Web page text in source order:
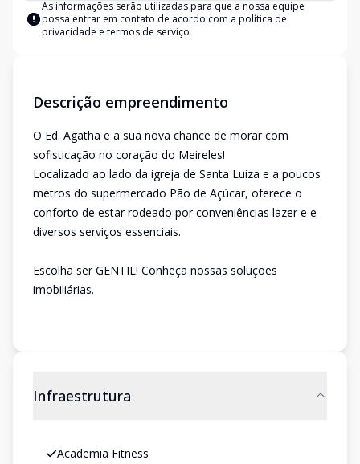
As informações serão utilizadas para que a nossa equipe
possa entrar em contato de acordo com a política de
privacidade e termos de serviço
Descrição empreendimento
O Ed. Agatha e a sua nova chance de morar com
sofisticação no coração do Meireles!
Localizado ao lado da igreja de Santa Luiza e a poucos
metros do supermercado Pão de Açúcar, oferece o
conforto de estar rodeado por conveniências lazer e e
diversos serviços essenciais.
Escolha ser GENTIL! Conheça nossas soluções
imobiliárias.
Infraestrutura
Academia Fitness